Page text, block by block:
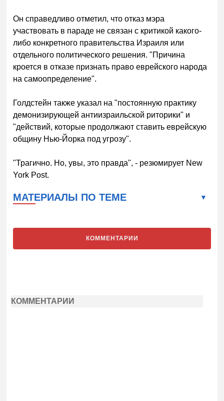
Он справедливо отметил, что отказ мэра
участвовать в параде не связан с критикой какого-
либо конкретного правительства Израиля или
отдельного политического решения. "Причина
кроется в отказе признать право еврейского народа
на самоопределение".
Голдстейн также указал на "постоянную практику
демонизирующей антиизраильской риторики" и
"действий, которые продолжают ставить еврейскую
общину Нью-Йорка под угрозу".
"Трагично. Но, увы, это правда", - резюмирует New
York Post.
МАТЕРИАЛЫ ПО ТЕМЕ
КОММЕНТАРИИ
КОММЕНТАРИИ